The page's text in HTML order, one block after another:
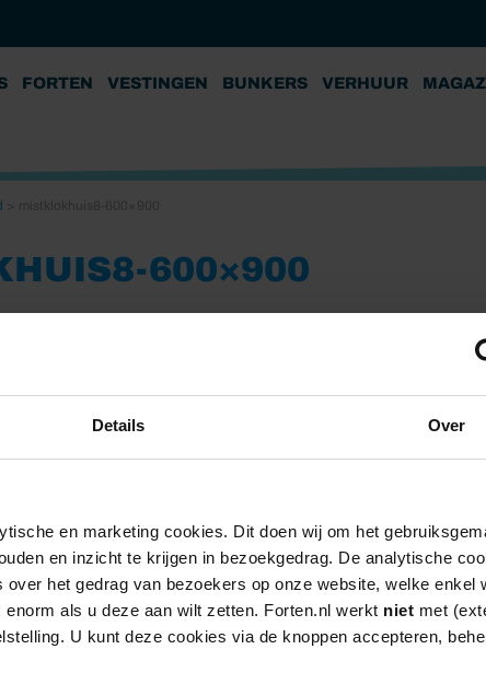
Details Over
en marketing cookies. Dit doen wij om het
en inzicht te krijgen in bezoekgedrag. De analytische
het gedrag van bezoekers op onze website, welke enkel
als u deze aan wilt zetten. Forten.nl werkt niet met
U kunt deze cookies via de knoppen accepteren,
FORTEN VESTINGEN BUNKERS VERHUUR
600×900